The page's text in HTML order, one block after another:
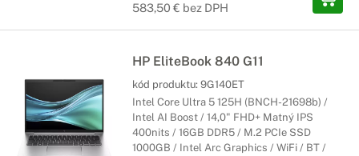
583,50 € bez DPH
HP EliteBook 840 G11
kód produktu: 9G140ET
Intel Core Ultra 5 125H (BNCH-21698b) /
Intel AI Boost / 14,0" FHD+ Matný IPS
400nits / 16GB DDR5 / M.2 PCIe SSD
1000GB / Intel Arc Graphics / WiFi / BT /